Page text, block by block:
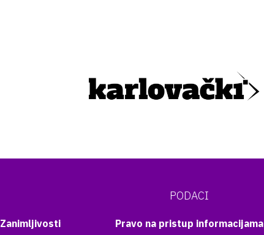
Zanimljivosti
PODACI
Pravo na pristup informacijama